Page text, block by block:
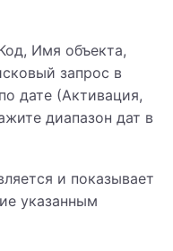
Имя объекта,
запрос в
дате (Активация,
диапазон дат в
и показывает
указанным